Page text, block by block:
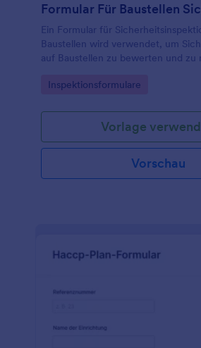
Ein Formular für
Baustellen wird verwendet, um
auf Baustellen zu bewerten und zu
Go to Category:
Inspektionsformulare
Vorlage
Vorschau